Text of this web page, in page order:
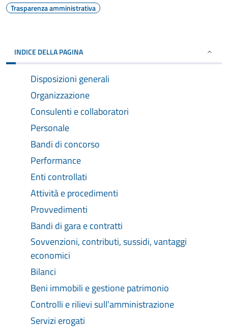
Trasparenza amministrativa
INDICE DELLA PAGINA
Disposizioni generali
Organizzazione
Consulenti e collaboratori
Personale
Bandi di concorso
Performance
Enti controllati
Attività e procedimenti
Provvedimenti
Bandi di gara e contratti
Sovvenzioni, contributi, sussidi, vantaggi
economici
Bilanci
Beni immobili e gestione patrimonio
Controlli e rilievi sull'amministrazione
Servizi erogati